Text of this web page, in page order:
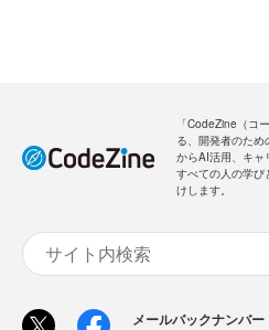
「CodeZine（コ
る、開発者のた
からAI活用、キャ
すべての人の学び
けします。
メールバックナンバー